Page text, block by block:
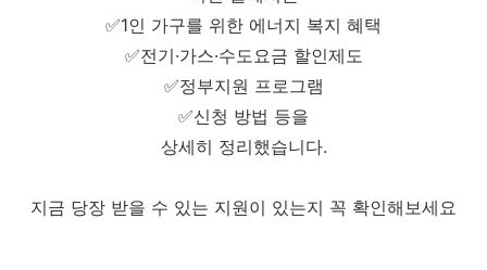
✅1인 가구를 위한 에너지 복지 혜택
✅전기·가스·수도요금 할인제도
✅정부지원 프로그램
✅신청 방법 등을
상세히 정리했습니다.
지금 당장 받을 수 있는 지원이 있는지 꼭 확인해보세요